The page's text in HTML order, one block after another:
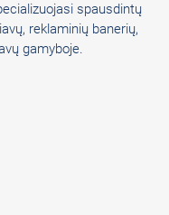
spausdintų
reklaminių banerių,
gamyboje.